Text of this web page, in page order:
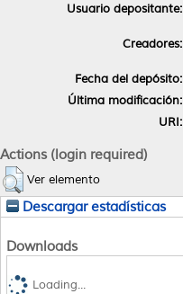
Usuario depositante:
Creadores:
Fecha del depósito:
Última modificación:
URI:
Actions (login required)
Ver elemento
Descargar estadísticas
Downloads
Loading...